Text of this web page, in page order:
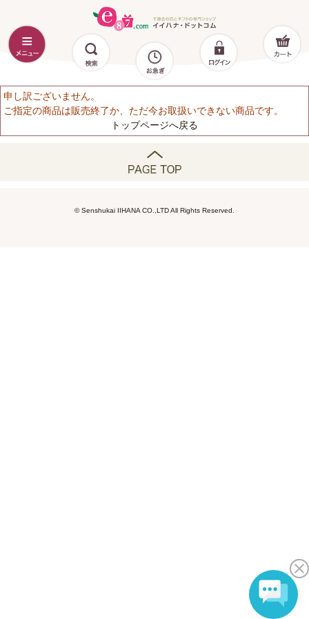
申し訳ございません。
ご指定の商品は販売終了か、ただ今お取扱いできない商品です。
トップページへ戻る
© Senshukai IIHANA CO.,LTD All Rights Reserved.